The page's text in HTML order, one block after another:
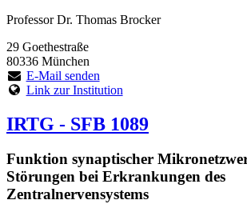
Professor Dr. Thomas Brocker
29 Goethestraße
80336 München
E-Mail senden
Link zur Institution
IRTG - SFB 1089
Funktion synaptischer
Störungen bei Erkrankungen des
Zentralnervensystems